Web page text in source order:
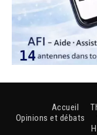
Accueil
Opinions et débats